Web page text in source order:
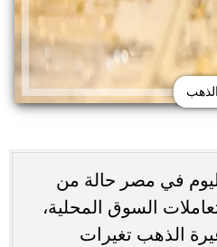
الذهب
في مصر حالة من
السوق المحلية،
الذهب تغيرات